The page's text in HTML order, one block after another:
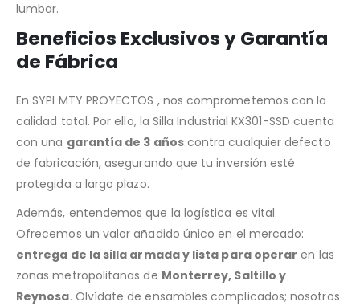
lumbar.
Beneficios Exclusivos y Garantía
de Fábrica
En SYPI MTY PROYECTOS , nos comprometemos con la
calidad total. Por ello, la Silla Industrial KX301-SSD cuenta
con una garantía de 3 añoscontra cualquier defecto
de fabricación, asegurando que tu inversión esté
protegida a largo plazo.
Además, entendemos que la logística es vital.
Ofrecemos un valor añadido único en el mercado:
entrega de la silla armada y lista para operar en las
zonas metropolitanas de Monterrey, Saltillo y
Reynosa. Olvídate de ensambles complicados; nosotros